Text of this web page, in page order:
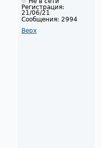
Регистрация:
21/06/21
Сообщения: 2994
Верх